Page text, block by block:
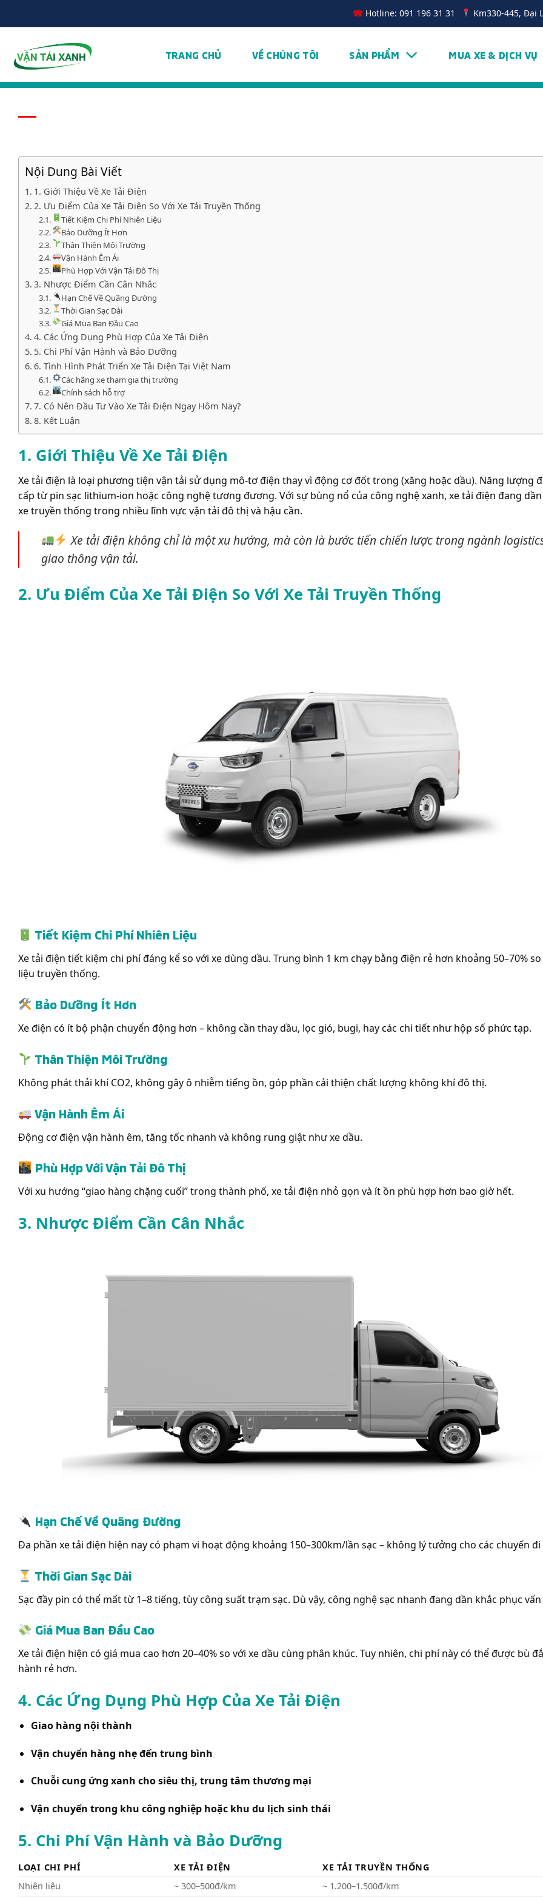
dung
☎Hotline: 091 196 31 31 Km330-445, Đại
TRANG CHỦ VỀ CHÚNG TÔI SẢN PHẨM MUA XE & DỊCH VỤ
Nội Dung Bài Viết
1. Giới Thiệu Về Xe Tải Điện
2. Ưu Điểm Của Xe Tải Điện So Với Xe Tải Truyền Thống
Tiết Kiệm Chi Phí Nhiên Liệu
Bảo Dưỡng Ít Hơn
Thân Thiện Môi Trường
Vận Hành Êm Ái
Phù Hợp Với Vận Tải Đô Thị
3. Nhược Điểm Cần Cân Nhắc
Hạn Chế Về Quãng Đường
Thời Gian Sạc Dài
Giá Mua Ban Đầu Cao
4. Các Ứng Dụng Phù Hợp Của Xe Tải Điện
5. Chi Phí Vận Hành và Bảo Dưỡng
6. Tình Hình Phát Triển Xe Tải Điện Tại Việt Nam
Các hãng xe tham gia thị trường
Chính sách hỗ trợ
7. Có Nên Đầu Tư Vào Xe Tải Điện Ngay Hôm Nay?
8. Kết Luận
1. Giới Thiệu Về Xe Tải Điện
Xe tải điện là loại phương tiện vận tải sử dụng mô-tơ điện thay vì động cơ đốt trong (xăng hoặc dầu). Năng lượng
cấp từ pin sạc lithium-ion hoặc công nghệ tương đương. Với sự bùng nổ của công nghệ xanh, xe tải điện đang
xe truyền thống trong nhiều lĩnh vực vận tải đô thị và hậu cần.
Xe tải điện không chỉ là một xu hướng, mà còn là bước tiến chiến lược trong ngành
giao thông vận tải.
2. Ưu Điểm Của Xe Tải Điện So Với Xe Tải Truyền Thống
Tiết Kiệm Chi Phí Nhiên Liệu
Xe tải điện tiết kiệm chi phí đáng kể so với xe dùng dầu. Trung bình 1 km chạy bằng điện rẻ hơn khoảng 50–70%
liệu truyền thống.
Bảo Dưỡng Ít Hơn
Xe điện có ít bộ phận chuyển động hơn – không cần thay dầu, lọc gió, bugi, hay các chi tiết như hộp số phức tạp.
Thân Thiện Môi Trường
Không phát thải khí CO2, không gây ô nhiễm tiếng ồn, góp phần cải thiện chất lượng không khí đô thị.
Vận Hành Êm Ái
Động cơ điện vận hành êm, tăng tốc nhanh và không rung giật như xe dầu.
Phù Hợp Với Vận Tải Đô Thị
Với xu hướng “giao hàng chặng cuối” trong thành phố, xe tải điện nhỏ gọn và ít ồn phù hợp hơn bao giờ hết.
3. Nhược Điểm Cần Cân Nhắc
Hạn Chế Về Quãng Đường
Đa phần xe tải điện hiện nay có phạm vi hoạt động khoảng 150–300km/lần sạc – không lý tưởng cho các chuyến đi
Thời Gian Sạc Dài
Sạc đầy pin có thể mất từ 1–8 tiếng, tùy công suất trạm sạc. Dù vậy, công nghệ sạc nhanh đang dần khắc phục vấn
Giá Mua Ban Đầu Cao
Xe tải điện hiện có giá mua cao hơn 20–40% so với xe dầu cùng phân khúc. Tuy nhiên, chi phí này có thể được bù
hành rẻ hơn.
4. Các Ứng Dụng Phù Hợp Của Xe Tải Điện
Giao hàng nội thành
Vận chuyển hàng nhẹ đến trung bình
Chuỗi cung ứng xanh cho siêu thị, trung tâm thương mại
Vận chuyển trong khu công nghiệp hoặc khu du lịch sinh thái
5. Chi Phí Vận Hành và Bảo Dưỡng
LOẠI CHI PHÍ XE TẢI ĐIỆN
XE TẢI TRUYỀN THỐNG
Nhiên liệu
~ 300–500đ/km
~ 1.200–1.500đ/km